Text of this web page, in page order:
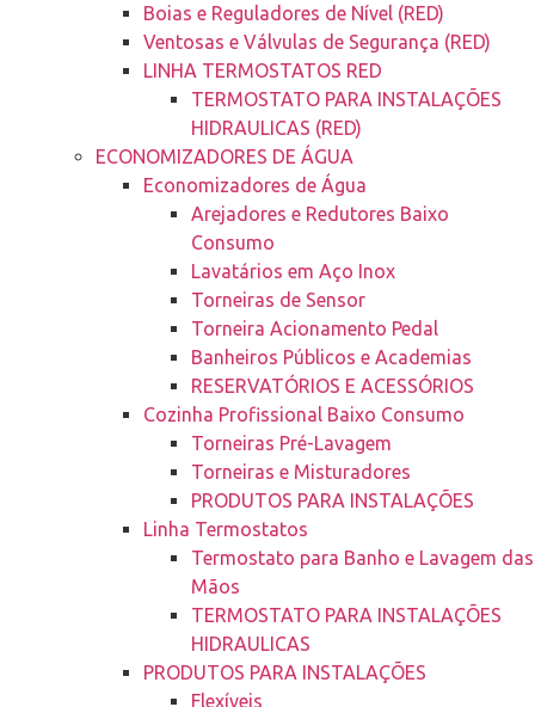
Boias e Reguladores de Nível (RED)
Ventosas e Válvulas de Segurança (RED)
LINHA TERMOSTATOS RED
TERMOSTATO PARA INSTALAÇÕES
HIDRAULICAS (RED)
ECONOMIZADORES DE ÁGUA
Economizadores de Água
Arejadores e Redutores Baixo
Consumo
Lavatários em Aço Inox
Torneiras de Sensor
Torneira Acionamento Pedal
Banheiros Públicos e Academias
RESERVATÓRIOS E ACESSÓRIOS
Cozinha Profissional Baixo Consumo
Torneiras Pré-Lavagem
Torneiras e Misturadores
PRODUTOS PARA INSTALAÇÕES
Linha Termostatos
Termostato para Banho e Lavagem das
Mãos
TERMOSTATO PARA INSTALAÇÕES
HIDRAULICAS
PRODUTOS PARA INSTALAÇÕES
Flexíveis